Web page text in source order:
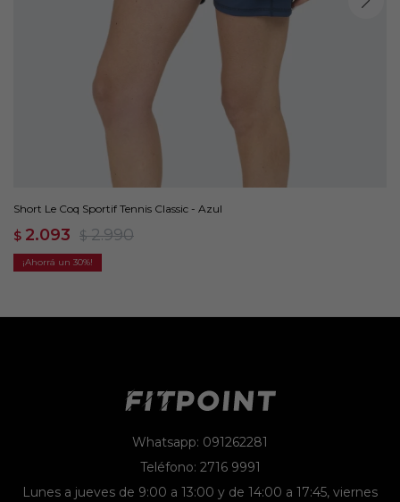
Short Le Coq Sportif Tennis Classic - Azul
$ 2.093 $ 2.990
30
Whatsapp: 091262281
Teléfono: 2716 9991
Lunes a jueves de 9:00 a 13:00 y de 14:00 a 17:45, viernes